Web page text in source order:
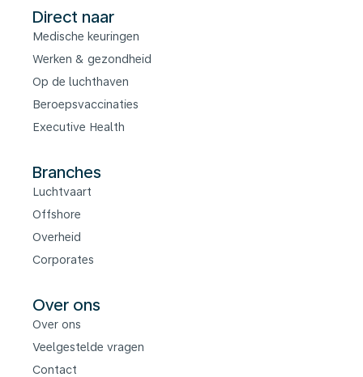
Direct naar
Medische keuringen
Werken & gezondheid
Op de luchthaven
Beroepsvaccinaties
Executive Health
Branches
Luchtvaart
Offshore
Overheid
Corporates
Over ons
Over ons
Veelgestelde vragen
Contact